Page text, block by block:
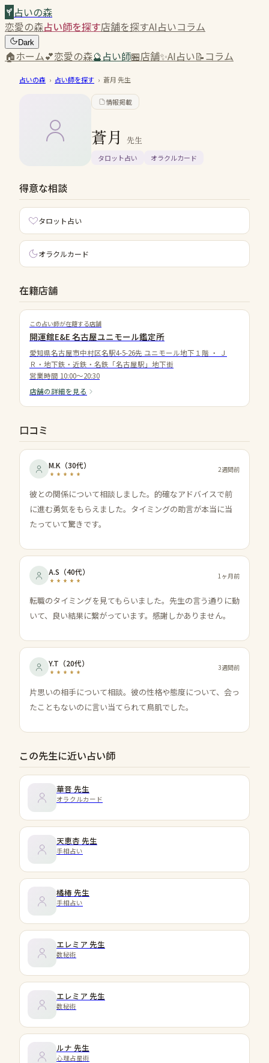
占いの森
恋愛の森占い師を探す店舗を探すAI占いコラム
Dark
🏠ホーム💕恋愛の森🔮占い師🏪店舗✨AI占い📝コラム
占いの森 › 占い師を探す › 蒼月 先生
情報掲載
蒼月 先生
タロット占い オラクルカード
得意な相談
タロット占い
オラクルカード
在籍店舗
この占い師が在籍する店舗
開運館E&E 名古屋ユニモール鑑定所
愛知県名古屋市中村区名駅4-5-26先 ユニモール地下１階 ・
Ｊ
Ｒ・地下鉄・近鉄・名鉄「名古屋駅」地下街
営業時間 10:00～20:30
店舗の詳細を見る
口コミ
M.K （30代） 2週間前
彼との関係について相談しました。的確なアドバイスで前
に進む勇気をもらえました。タイミングの助言が本当に当
たっていて驚きです。
A.S （40代） 1ヶ月前
転職のタイミングを見てもらいました。先生の言う通りに動
いて、良い結果に繋がっています。感謝しかありません。
Y.T （20代） 3週間前
片思いの相手について相談。彼の性格や態度について、会っ
たこともないのに言い当てられて鳥肌でした。
この先生に近い占い師
華音 先生
オラクルカード
天恵杏 先生
手相占い
橘椿 先生
手相占い
エレミア 先生
数秘術
エレミア 先生
数秘術
ルナ 先生
心理占星術